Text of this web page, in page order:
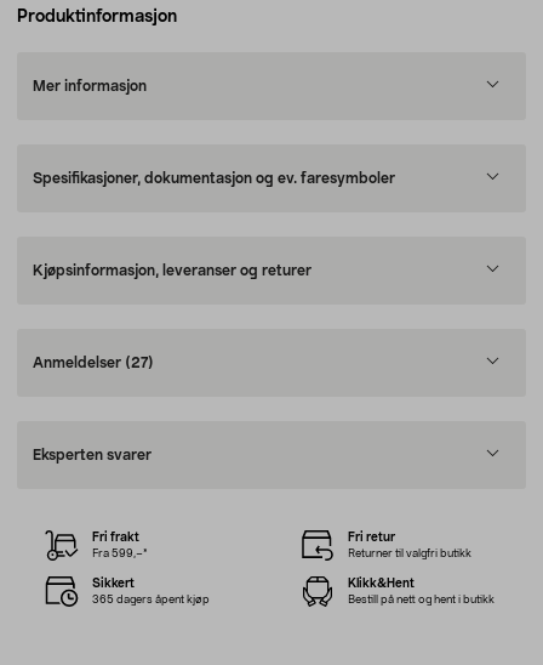
Produktinformasjon
Mer informasjon
Spesifikasjoner, dokumentasjon og ev. faresymboler
Kjøpsinformasjon, leveranser og returer
Anmeldelser (27)
Eksperten svarer
Fri frakt
Fra 599,–*
Fri retur
Returner til valgfri butikk
Sikkert
365 dagers åpent kjøp
Klikk&Hent
Bestill på nett og hent i butikk